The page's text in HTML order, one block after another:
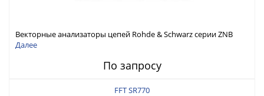
Векторные анализаторы цепей Rohde & Schwarz серии ZNB
3000 с диапазоном частот от 9 кГц до 54 ГГц
Далее
По запросу
FFT SR770